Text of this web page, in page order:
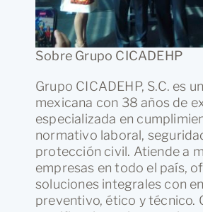
Sobre Grupo CICADEHP
Grupo CICADEHP, S.C. es
mexicana con 38 años de
especializada en
normativo laboral,
protección civil. Atiende a
empresas en todo el país,
soluciones integrales con
preventivo, ético y técnico.